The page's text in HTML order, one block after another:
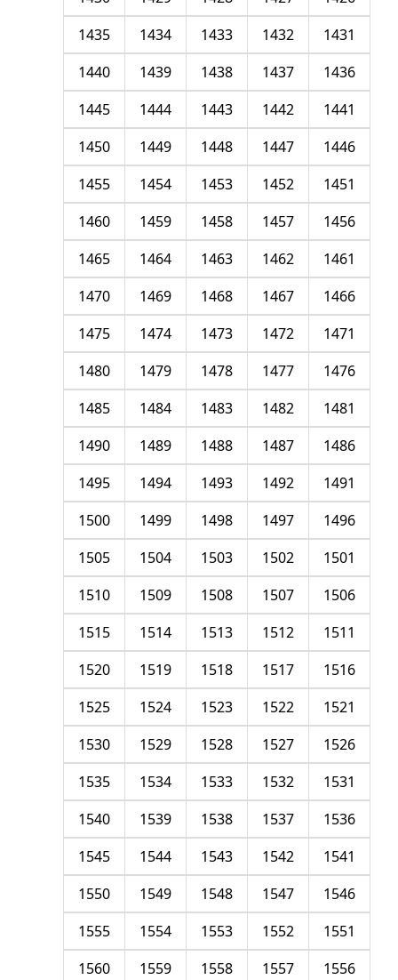
1431
1432
1433
1434
1435
1436
1437
1438
1439
1440
1441
1442
1443
1444
1445
1446
1447
1448
1449
1450
1451
1452
1453
1454
1455
1456
1457
1458
1459
1460
1461
1462
1463
1464
1465
1466
1467
1468
1469
1470
1471
1472
1473
1474
1475
1476
1477
1478
1479
1480
1481
1482
1483
1484
1485
1486
1487
1488
1489
1490
1491
1492
1493
1494
1495
1496
1497
1498
1499
1500
1501
1502
1503
1504
1505
1506
1507
1508
1509
1510
1511
1512
1513
1514
1515
1516
1517
1518
1519
1520
1521
1522
1523
1524
1525
1526
1527
1528
1529
1530
1531
1532
1533
1534
1535
1536
1537
1538
1539
1540
1541
1542
1543
1544
1545
1546
1547
1548
1549
1550
1551
1552
1553
1554
1555
1556
1557
1558
1559
1560